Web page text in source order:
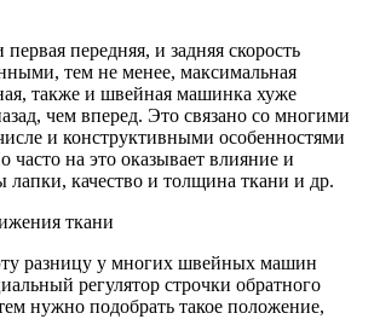
передняя, и задняя скорость
тем не менее, максимальная
также и швейная машинка хуже
чем вперед. Это связано со многими
и конструктивными особенностями
часто на это оказывает влияние и
лапки, качество и толщина ткани и др.
разницу у многих швейных машин
регулятор строчки обратного
нужно подобрать такое положение,